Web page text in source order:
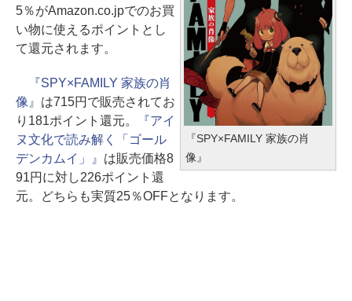
『SPY×FAMILY 家族の肖
像』
5％がAmazon.co.jpでのお買
い物に使えるポイントとし
て還元されます。
『SPY×FAMILY 家族の肖
像』 は715円で販売されてお
り181ポイント還元。
『アイ
ヌ文化で読み解く「ゴール
デンカムイ」』 は販売価格8
91円に対し226ポイント還
元。どちらも実質25％OFFとなります。